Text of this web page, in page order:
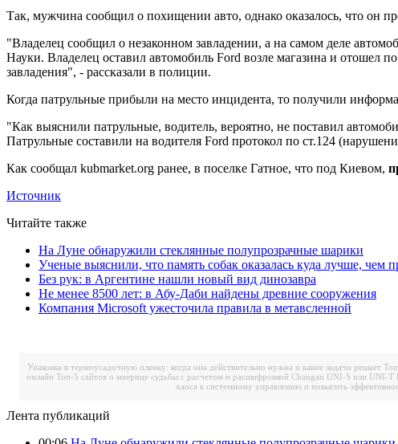
Так, мужчина сообщил о похищении авто, однако оказалось, что он
"Владелец сообщил о незаконном завладении, а на самом деле
Науки. Владелец оставил автомобиль Ford возле магазина и отошел
завладения", - рассказали в полиции.
Когда патрульные прибыли на место инцидента, то получили
"Как выяснили патрульные, водитель, вероятно, не поставил
Патрульные составили на водителя Ford протокол по ст.124
Как сообщал kubmarket.org ранее, в поселке Гатное, что под Киевом,
Источник
Читайте также
На Луне обнаружили стеклянные полупрозрачные шарики
Ученые выяснили, что память собак оказалась куда лучше, чем
Без рук: в Аргентине нашли новый вид динозавра
Не менее 8500 лет: в Абу-Даби найдены древние сооружения
Компания Microsoft ужесточила правила в метавсленной
Упаковка в термоусадочную пленку: когда она действительно нужна и какие задачи решает
онлайн Топ-5 сайтов о матрице судьбы с расчетом и расшифровкой Changan UNI-S или UNI-T
хаоса к системному управлению и повысить
Лента публикаций